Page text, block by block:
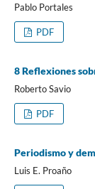
Pablo Portales
PDF
8 Reflexiones
Roberto Savio
PDF
Periodismo y
Luis E. Proaño